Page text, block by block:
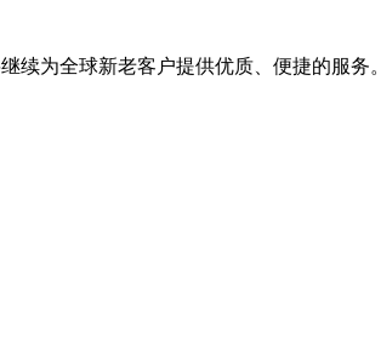
续为全球新老客户提供优质、便捷的服务。